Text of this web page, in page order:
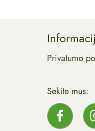
Privatumo
Sekite mus: